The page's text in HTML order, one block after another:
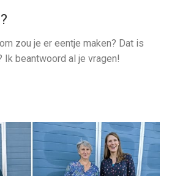
zou je er eentje maken? Dat is
Ik beantwoord al je vragen!